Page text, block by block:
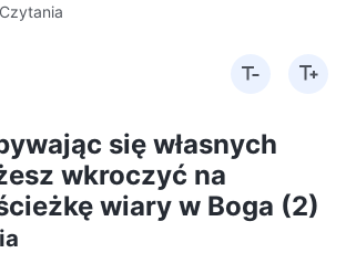
Czytania
się własnych
wkroczyć na
wiary w Boga (2)